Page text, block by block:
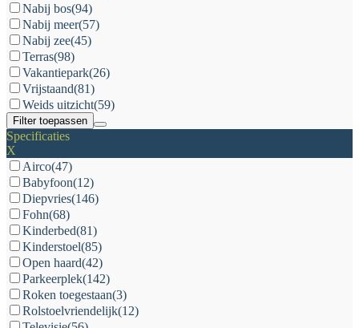
Nabij bos(94)
Nabij meer(57)
Nabij zee(45)
Terras(98)
Vakantiepark(26)
Vrijstaand(81)
Weids uitzicht(59)
Filter toepassen
Specificaties
X
Airco(47)
Babyfoon(12)
Diepvries(146)
Fohn(68)
Kinderbed(81)
Kinderstoel(85)
Open haard(42)
Parkeerplek(142)
Roken toegestaan(3)
Rolstoelvriendelijk(12)